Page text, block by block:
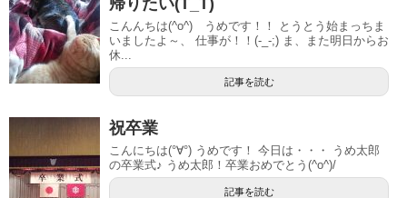
こんんちは(^o^) うめです！！ とうとう始まっちま
いましたよ～、 仕事が！！(-_-;) ま、また明日からお
休...
記事を読む
祝卒業
こんにちは(°∀°) うめです！ 今日は・・・ うめ太郎
の卒業式♪ うめ太郎！卒業おめでとう(^o^)/
記事を読む